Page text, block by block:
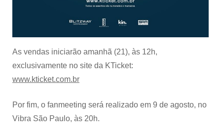
As vendas iniciarão amanhã (21), às 12h,
exclusivamente no site da KTicket:
www.kticket.com.br
Por fim, o fanmeeting será realizado em 9 de agosto, no
Vibra São Paulo, às 20h.